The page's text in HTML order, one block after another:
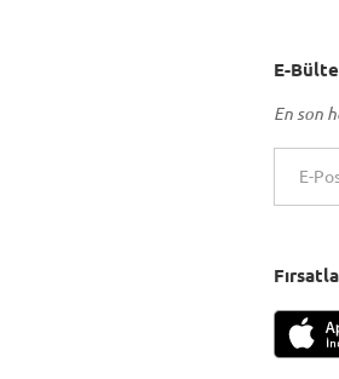
E-
En son